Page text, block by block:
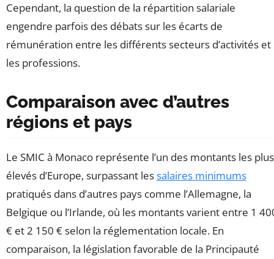
Cependant, la question de la répartition salariale
engendre parfois des débats sur les écarts de
rémunération entre les différents secteurs d’activités et
les professions.
Comparaison avec d’autres
régions et pays
Le SMIC à Monaco représente l’un des montants les plus
élevés d’Europe, surpassant lessalaires minimums
pratiqués dans d’autres pays comme l’Allemagne, la
Belgique ou l’Irlande, où les montants varient entre 1
€ et 2 150 € selon la réglementation locale. En
comparaison, la législation favorable de la Principauté